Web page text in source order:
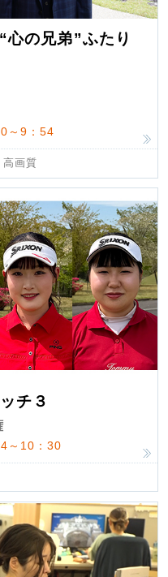
の兄弟”ふたり
～9：54
高画質
チ３
～10：30